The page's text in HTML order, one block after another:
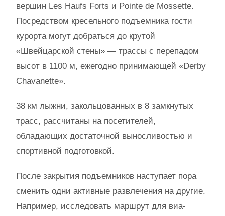
вершин Les Haufs Forts и Pointe de Mossette.
Посредством кресельного подъемника гости
курорта могут добраться до крутой
«Швейцарской стены» — трассы с перепадом
высот в 1100 м, ежегодно принимающей «Derby
Chavanette».
38 км лыжни, закольцованных в 8 замкнутых
трасс, рассчитаны на посетителей,
обладающих достаточной выносливостью и
спортивной подготовкой.
После закрытия подъемников наступает пора
сменить одни активные развлечения на другие.
Например, исследовать маршрут для виа-